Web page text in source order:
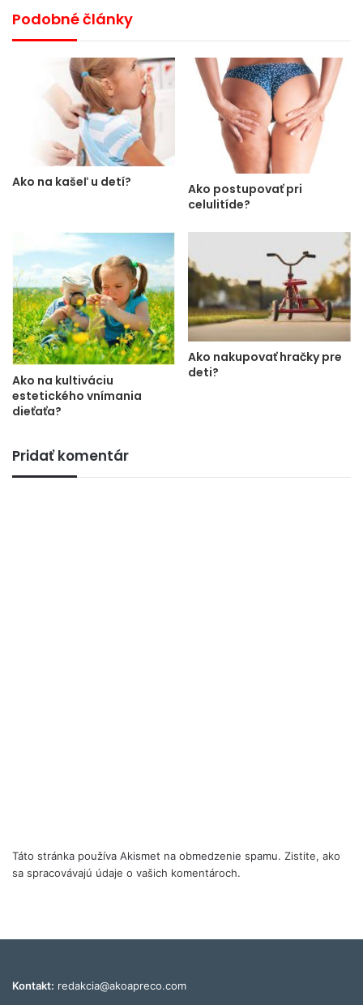
Podobné články
Ako na kašeľ u detí?
Ako postupovať pri
celulitíde?
Ako na kultiváciu
estetického vnímania
dieťaťa?
Ako nakupovať hračky pre
deti?
Pridať komentár
Táto stránka používa Akismet na obmedzenie spamu. Zistite, ako
sa spracovávajú údaje o vašich komentároch.
Kontakt: redakcia@akoapreco.com